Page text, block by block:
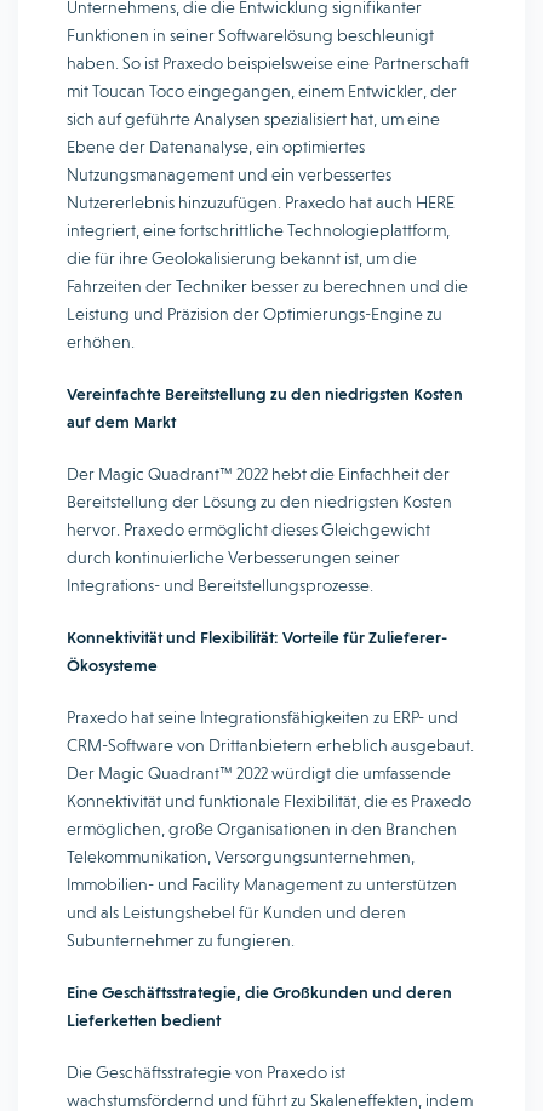
Unternehmens, die die Entwicklung signifikanter
Funktionen in seiner Softwarelösung beschleunigt
haben. So ist Praxedo beispielsweise eine Partnerschaft
mit Toucan Toco eingegangen, einem Entwickler, der
sich auf geführte Analysen spezialisiert hat, um eine
Ebene der Datenanalyse, ein optimiertes
Nutzungsmanagement und ein verbessertes
Nutzererlebnis hinzuzufügen. Praxedo hat auch HERE
integriert, eine fortschrittliche Technologieplattform,
die für ihre Geolokalisierung bekannt ist, um die
Fahrzeiten der Techniker besser zu berechnen und die
Leistung und Präzision der Optimierungs-Engine zu
erhöhen.
Vereinfachte Bereitstellung zu den niedrigsten Kosten
auf dem Markt
Der Magic Quadrant™ 2022 hebt die Einfachheit der
Bereitstellung der Lösung zu den niedrigsten Kosten
hervor. Praxedo ermöglicht dieses Gleichgewicht
durch kontinuierliche Verbesserungen seiner
Integrations- und Bereitstellungsprozesse.
Konnektivität und Flexibilität: Vorteile für Zulieferer-
Ökosysteme
Praxedo hat seine Integrationsfähigkeiten zu ERP- und
CRM-Software von Drittanbietern erheblich ausgebaut.
Der Magic Quadrant™ 2022 würdigt die umfassende
Konnektivität und funktionale Flexibilität, die es Praxedo
ermöglichen, große Organisationen in den Branchen
Telekommunikation, Versorgungsunternehmen,
Immobilien- und Facility Management zu unterstützen
und als Leistungshebel für Kunden und deren
Subunternehmer zu fungieren.
Eine Geschäftsstrategie, die Großkunden und deren
Lieferketten bedient
Die Geschäftsstrategie von Praxedo ist
wachstumsfördernd und führt zu Skaleneffekten, indem